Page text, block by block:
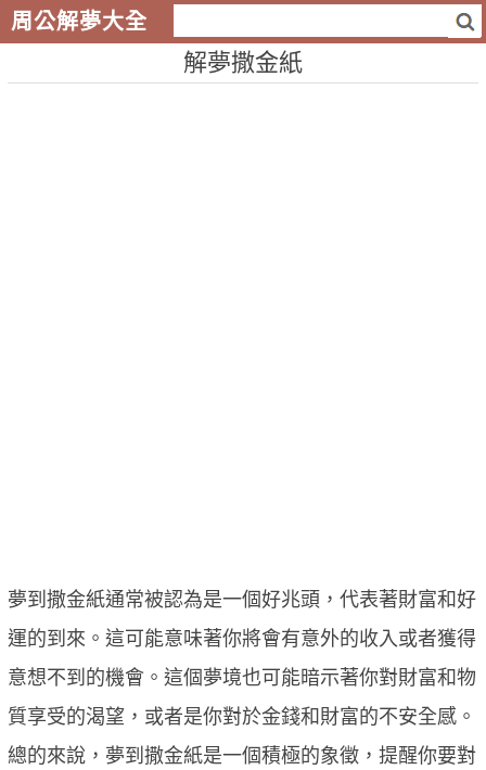
周公解夢大全
解夢撒金紙
夢到撒金紙通常被認為是一個好兆頭，代表著財富和好
運的到來。這可能意味著你將會有意外的收入或者獲得
意想不到的機會。這個夢境也可能暗示著你對財富和物
質享受的渴望，或者是你對於金錢和財富的不安全感。
總的來說，夢到撒金紙是一個積極的象徵，提醒你要對